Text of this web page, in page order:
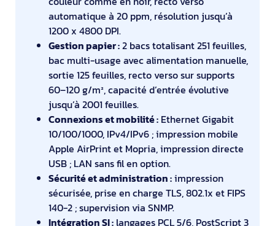
automatique à 20 ppm, résolution jusqu’à
1200 x 4800 DPI.
Gestion papier :2 bacs totalisant 251 feuilles,
bac multi-usage avec alimentation manuelle,
sortie 125 feuilles, recto verso sur supports
60–120 g/m², capacité d’entrée évolutive
jusqu’à 2001 feuilles.
Connexions et mobilité : Ethernet Gigabit
10/100/1000, IPv4/IPv6 ; impression mobile
Apple AirPrint et Mopria, impression directe
USB ; LAN sans fil en option.
Sécurité et administration :impression
sécurisée, prise en charge TLS, 802.1x et FIPS
140-2 ; supervision via SNMP.
Intégration SI : langages PCL 5/6, PostScript 3